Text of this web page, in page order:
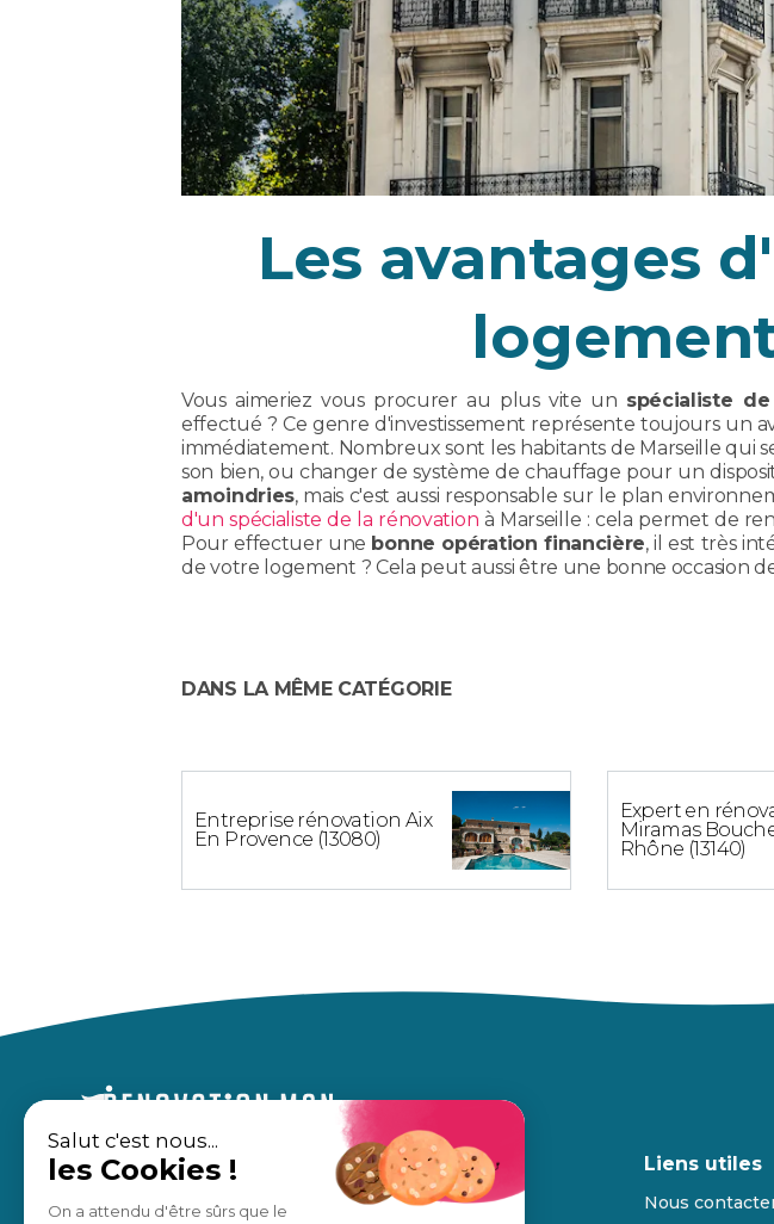
Salut c'est nous...
les Cookies !
On a attendu d'être sûrs que le
Les avantages
Vous aimeriez vous procurer au plus vite un spécialiste
effectué ? Ce genre d'investissement représente toujours un
immédiatement. Nombreux sont les habitants de Marseille qui
son bien, ou changer de système de chauffage pour un
amoindries, mais c'est aussi responsable sur le plan
d'un spécialiste de la rénovation à Marseille : cela permet de
Pour effectuer une bonne opération financière, il est très
de votre logement ? Cela peut aussi être une bonne occasion
DANS LA MÊME CATÉGORIE
Entreprise rénovation Aix
En Provence (13080)
Expert en
Miramas
Rhône (13140)
Un accompagnement sur mesure,
pour des travaux en toute sérénité.
À propos
Nos avis
Liens utiles
Nous